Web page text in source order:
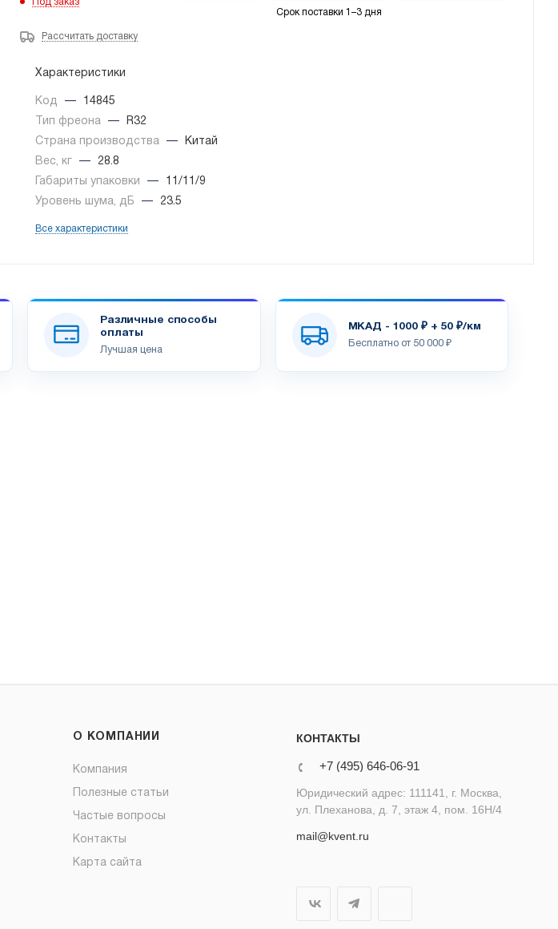
Под заказ
Срок поставки 1–3 дня
Рассчитать доставку
Характеристики
Код —
14845
Тип фреона
—
R32
Страна производства
—
Китай
Вес, кг
—
28.8
Габариты упаковки
—
11/11/9
Уровень шума, дБ
— 23.5
Все характеристики
Различные способы
оплаты
Лучшая цена
МКАД - 1000 ₽ + 50 ₽/км
Бесплатно от 50 000 ₽
О КОМПАНИИ
Компания
Полезные статьи
Частые вопросы
Контакты
Карта сайта
КОНТАКТЫ
+7 (495) 646-06-91
Юридический адрес: 111141, г. Москва,
ул. Плеханова, д. 7, этаж 4, пом. 16Н/4
mail@kvent.ru